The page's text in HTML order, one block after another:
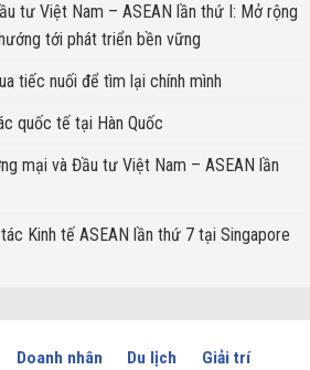
tư Việt Nam – ASEAN lần thứ I: Mở rộng
tới phát triển bền vững
tiếc nuối để tìm lại chính mình
quốc tế tại Hàn Quốc
mại và Đầu tư Việt Nam – ASEAN lần
Kinh tế ASEAN lần thứ 7 tại Singapore
Doanh nhân Du lịch Giải trí